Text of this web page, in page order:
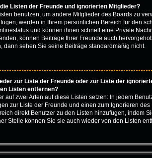
Listen der Freunde und ignorierten Mitglieder?
benutzen, um andere Mitglieder des Boards zu
werden in Ihrem persönlichen Bereich für den
und können ihnen schnell eine Private
können Beiträge Ihrer Freunde auch
dann sehen Sie seine Beiträge standardmäßig nicht.
zur Liste der Freunde oder zur Liste der
Listen entfernen?
auf zwei Arten auf diese Listen setzen: In jedem
zur Liste der Freunde und einen zum Ignorieren
direkt Benutzer zu den Listen hinzufügen, indem
Stelle können Sie sie auch wieder von den Listen